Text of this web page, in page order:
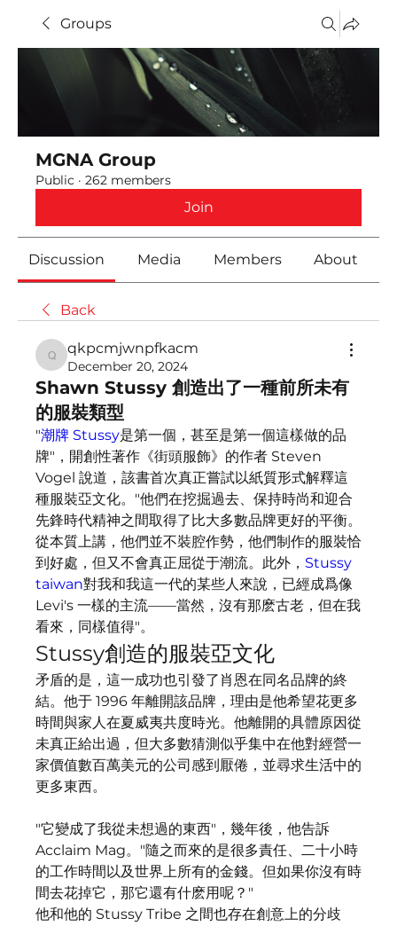
Groups
MGNA Group
Public · 262 members
Join
Discussion Media Members About
Back
qkpcmjwnpfkacm
qkpcmjwnpfkacm
December 20, 2024
Shawn Stussy 創造出了一種前所未有
的服裝類型
"潮牌 Stussy是第一個，甚至是第一個這樣做的品
牌"，開創性著作《街頭服飾》的作者 Steven
Vogel 說道，該書首次真正嘗試以紙質形式解釋這
種服裝亞文化。"他們在挖掘過去、保持時尚和迎合
先鋒時代精神之間取得了比大多數品牌更好的平衡。
從本質上講，他們並不裝腔作勢，他們制作的服裝恰
到好處，但又不會真正屈從于潮流。此外， Stussy
taiwan對我和我這一代的某些人來說，已經成爲像
Levi's 一樣的主流——當然，沒有那麽古老，但在我
看來，同樣值得"。
Stussy創造的服裝亞文化
矛盾的是，這一成功也引發了肖恩在同名品牌的終
結。他于 1996 年離開該品牌，理由是他希望花更多
時間與家人在夏威夷共度時光。他離開的具體原因從
未真正給出過，但大多數猜測似乎集中在他對經營一
家價值數百萬美元的公司感到厭倦，並尋求生活中的
更多東西。
"它變成了我從未想過的東西"，幾年後，他告訴
Acclaim Mag。"隨之而來的是很多責任、二十小時
的工作時間以及世界上所有的金錢。但如果你沒有時
間去花掉它，那它還有什麽用呢？"
他和他的 Stussy Tribe 之間也存在創意上的分歧